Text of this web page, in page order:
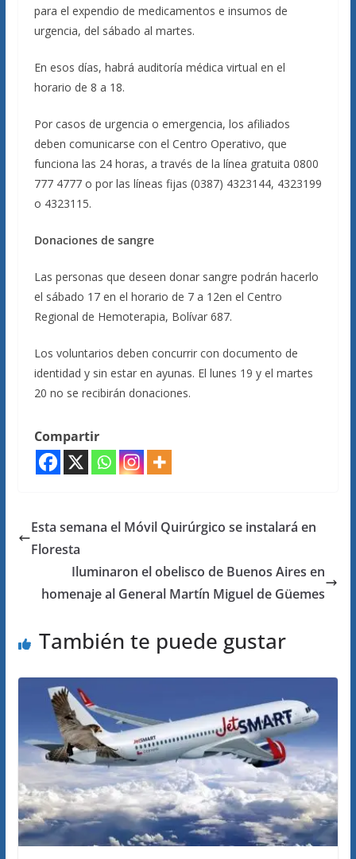
para el expendio de medicamentos e insumos de
urgencia, del sábado al martes.
En esos días, habrá auditoría médica virtual en el
horario de 8 a 18.
Por casos de urgencia o emergencia, los afiliados
deben comunicarse con el Centro Operativo, que
funciona las 24 horas, a través de la línea gratuita 0800
777 4777 o por las líneas fijas (0387) 4323144, 4323199
o 4323115.
Donaciones de sangre
Las personas que deseen donar sangre podrán hacerlo
el sábado 17 en el horario de 7 a 12en el Centro
Regional de Hemoterapia, Bolívar 687.
Los voluntarios deben concurrir con documento de
identidad y sin estar en ayunas. El lunes 19 y el martes
20 no se recibirán donaciones.
Compartir
Esta semana el Móvil Quirúrgico se instalará en
Floresta
Iluminaron el obelisco de Buenos Aires en
homenaje al General Martín Miguel de Güemes
También te puede gustar